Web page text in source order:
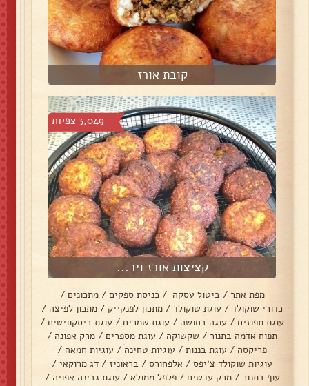
קובת אורז
3,049 צפיות
קציצות אורז ויר...
מפת אתר / ביטול עסקה / כניסת ספקים / מתכונים /
כדורי שוקולד / עוגת שוקולד / מתכון לפנקייק / מתכון לפיצה /
עוגת תפוזים / עוגה בחושה / עוגת שמרים / עוגת ביסקוויטים /
תפוח אדמה בתנור / שקשוקה / עוגת מספרים / מרק אפונה /
פריקסה / עוגת בננות / עוגיות טחינה / עוגיות חמאה /
עוגיות שוקולד צ׳יפס / אלפחורס / בראוניז / דג מרוקאי /
עוף בתנור / מרק עדשים / פלפל ממולא / עוגת גבינה אפויה /